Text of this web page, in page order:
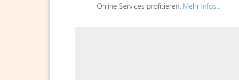
Online Services profitieren. Mehr Infos...